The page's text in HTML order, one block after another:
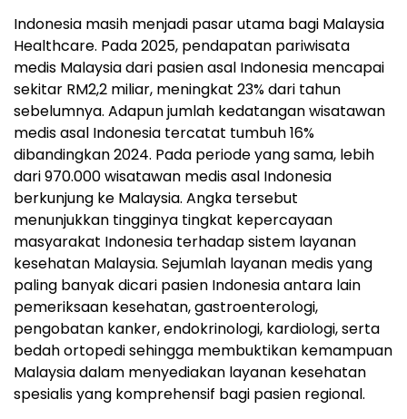
Indonesia masih menjadi pasar utama bagi Malaysia
Healthcare. Pada 2025, pendapatan pariwisata
medis Malaysia dari pasien asal Indonesia mencapai
sekitar RM2,2 miliar, meningkat 23% dari tahun
sebelumnya. Adapun jumlah kedatangan wisatawan
medis asal Indonesia tercatat tumbuh 16%
dibandingkan 2024. Pada periode yang sama, lebih
dari 970.000 wisatawan medis asal Indonesia
berkunjung ke Malaysia. Angka tersebut
menunjukkan tingginya tingkat kepercayaan
masyarakat Indonesia terhadap sistem layanan
kesehatan Malaysia. Sejumlah layanan medis yang
paling banyak dicari pasien Indonesia antara lain
pemeriksaan kesehatan, gastroenterologi,
pengobatan kanker, endokrinologi, kardiologi, serta
bedah ortopedi sehingga membuktikan kemampuan
Malaysia dalam menyediakan layanan kesehatan
spesialis yang komprehensif bagi pasien regional.